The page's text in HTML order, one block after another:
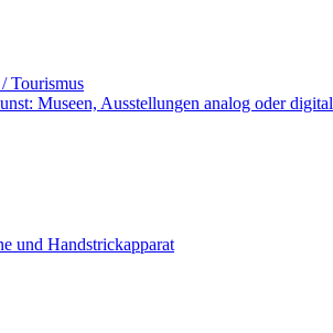
Tourismus
Museen, Ausstellungen analog oder digital
und Handstrickapparat